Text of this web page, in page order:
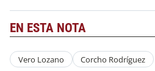
EN ESTA NOTA
Vero Lozano Corcho Rodríguez